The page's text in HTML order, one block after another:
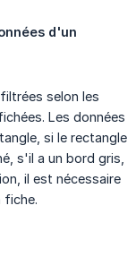
d'un
selon les
Les données
si le rectangle
s'il a un bord gris,
il est nécessaire
fiche.